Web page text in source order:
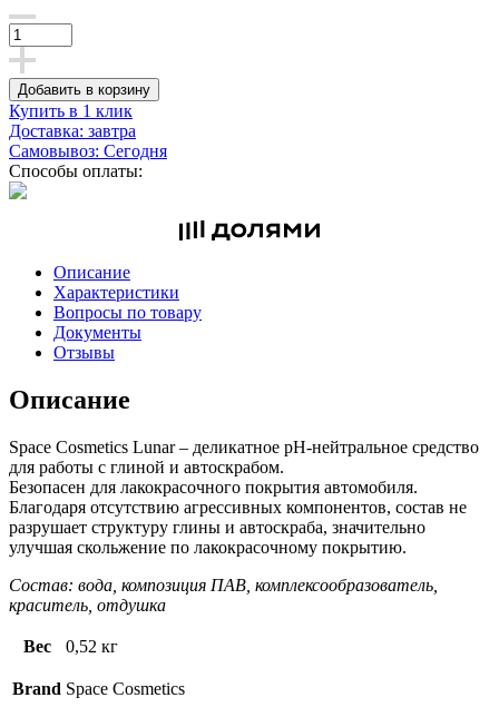
Добавить в корзину
Купить в 1 клик
Доставка: завтра
Самовывоз: Сегодня
Способы оплаты:
Описание
Характеристики
Вопросы по товару
Документы
Отзывы
Описание
Space Cosmetics Lunar – деликатное pH-нейтральное средство
для работы с глиной и автоскрабом.
Безопасен для лакокрасочного покрытия автомобиля.
Благодаря отсутствию агрессивных компонентов, состав не
разрушает структуру глины и автоскраба, значительно
улучшая скольжение по лакокрасочному покрытию.
Состав: вода, композиция ПАВ, комплексообразователь,
краситель, отдушка
Вес 0,52 кг
Brand Space Cosmetics